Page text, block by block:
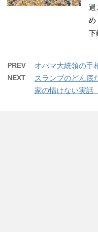
過
め
下
PREV オバマ大統領の手
NEXT
スランプのどん
家の情けない実話